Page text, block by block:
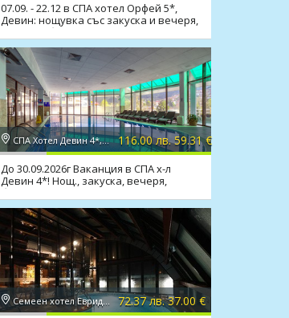
07.09. - 22.12 в СПА хотел Орфей 5*,
Девин: нощувка със закуска и вечеря,
СПА,мин. басейн
СПА Хотел Девин 4*, Девин 116.00 лв. 59.31 €
До 30.09.2026г Ваканция в СПА х-л
Девин 4*! Нощ., закуска, вечеря,
басейн, СПА
Семеен хотел Евридика 3*, Девин 72.37 лв. 37.00 €